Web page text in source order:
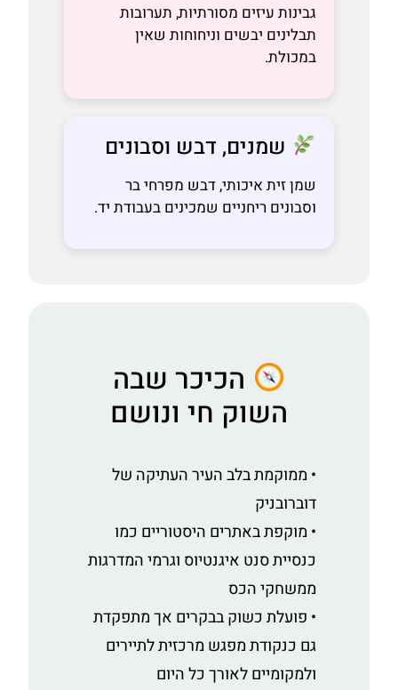
גבינות עיזים מסורתיות, תערובות
תבלינים יבשים וניחוחות שאין
במכולת.
שמנים, דבש וסבונים
שמן זית איכותי, דבש מפרחי בר
וסבונים ריחניים שמכינים בעבודת יד.
הכיכר שבה
השוק חי ונושם
• ממוקמת בלב העיר העתיקה של
דוברובניק
• מוקפת באתרים היסטוריים כמו
כנסיית סנט איגנטיוס וגרמי המדרגות
ממשחקי הכס
• פועלת כשוק בבקרים אך מתפקדת
גם כנקודת מפגש מרכזית לתיירים
ולמקומיים לאורך כל היום